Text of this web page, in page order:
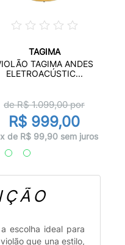
TAGIMA
TAGIMA ANDES
ELETROACÚSTIC...
de R$1.099,00por
R$ 999,00
de R$ 99,90 sem juros
escolha ideal para
que una estilo,